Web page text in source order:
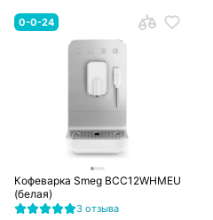
0-0-24
Кофеварка Smeg BCC12WHMEU
(белая)
3 отзыва